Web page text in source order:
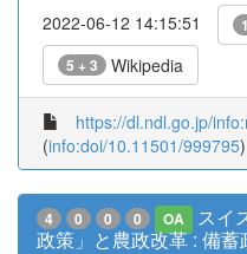
2022-06-12 14:15:51
5 + 3 Wikipedia
https://dl.ndl.go.jp/
(info:doi/10.11501/999795)
4 0 0 0 OA
スイ
政策」と農政改革 : 備